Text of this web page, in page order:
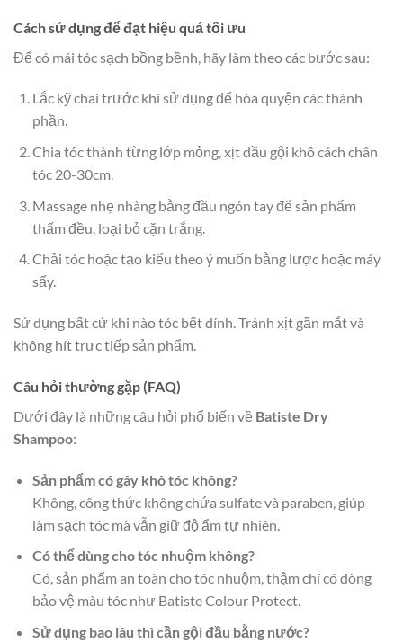
Cách sử dụng để đạt hiệu quả tối ưu
Để có mái tóc sạch bồng bềnh, hãy làm theo các bước sau:
Lắc kỹ chai trước khi sử dụng để hòa quyện các thành
phần.
Chia tóc thành từng lớp mỏng, xịt dầu gội khô cách chân
tóc 20-30cm.
Massage nhẹ nhàng bằng đầu ngón tay để sản phẩm
thấm đều, loại bỏ cặn trắng.
Chải tóc hoặc tạo kiểu theo ý muốn bằng lược hoặc máy
sấy.
Sử dụng bất cứ khi nào tóc bết dính. Tránh xịt gần mắt và
không hít trực tiếp sản phẩm.
Câu hỏi thường gặp (FAQ)
Dưới đây là những câu hỏi phổ biến về Batiste Dry
Shampoo:
Sản phẩm có gây khô tóc không?
Không, công thức không chứa sulfate và paraben, giúp
làm sạch tóc mà vẫn giữ độ ẩm tự nhiên.
Có thể dùng cho tóc nhuộm không?
Có, sản phẩm an toàn cho tóc nhuộm, thậm chí có dòng
bảo vệ màu tóc như Batiste Colour Protect.
Sử dụng bao lâu thì cần gội đầu bằng nước?